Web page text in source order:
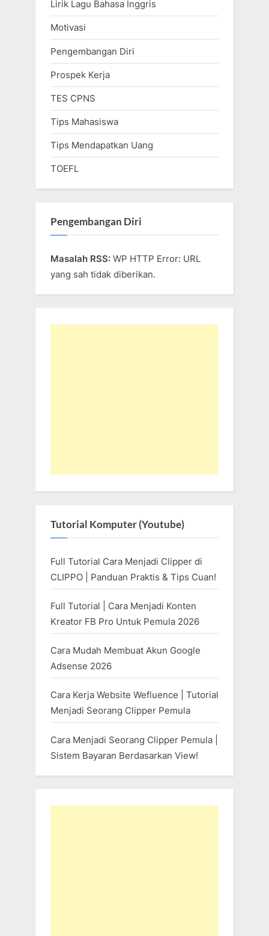
Lirik Lagu Bahasa Inggris
Motivasi
Pengembangan Diri
Prospek Kerja
TES CPNS
Tips Mahasiswa
Tips Mendapatkan Uang
TOEFL
Pengembangan Diri
Masalah RSS: WP HTTP Error: URL
yang sah tidak diberikan.
Tutorial Komputer (Youtube)
Full Tutorial Cara Menjadi Clipper di
CLIPPO | Panduan Praktis & Tips Cuan!
Full Tutorial | Cara Menjadi Konten
Kreator FB Pro Untuk Pemula 2026
Cara Mudah Membuat Akun Google
Adsense 2026
Cara Kerja Website Wefluence | Tutorial
Menjadi Seorang Clipper Pemula
Cara Menjadi Seorang Clipper Pemula |
Sistem Bayaran Berdasarkan View!